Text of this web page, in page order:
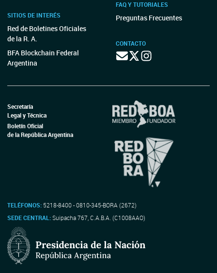
SITIOS DE INTERÉS
Red de Boletines Oficiales
de la R. A.
BFA Blockchain Federal
Argentina
FAQ Y TUTORIALES
Preguntas Frecuentes
CONTACTO
Secretaría
Legal y Técnica
Boletín Oficial
de la República Argentina
TELÉFONOS: 5218-8400 - 0810-345-BORA (2672)
SEDE CENTRAL:Suipacha 767, C.A.B.A. (C1008AAO)